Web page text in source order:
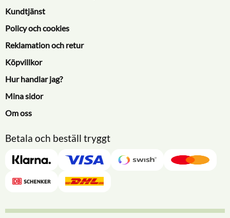
Kundtjänst
Policy och cookies
Reklamation och retur
Köpvillkor
Hur handlar jag?
Mina sidor
Om oss
Betala och beställ tryggt